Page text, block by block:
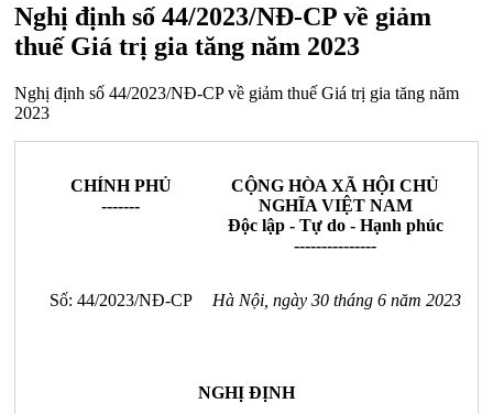
Nghị định số 44/2023/NĐ-CP về giảm
thuế Giá trị gia tăng năm 2023
Nghị định số 44/2023/NĐ-CP về giảm thuế Giá trị gia tăng năm
2023
CHÍNH PHỦ
-------
CỘNG HÒA XÃ HỘI CHỦ
NGHĨA VIỆT NAM
Độc lập - Tự do - Hạnh phúc
---------------
Số: 44/2023/NĐ-CP Hà Nội, ngày 30 tháng 6 năm 2023
NGHỊ ĐỊNH